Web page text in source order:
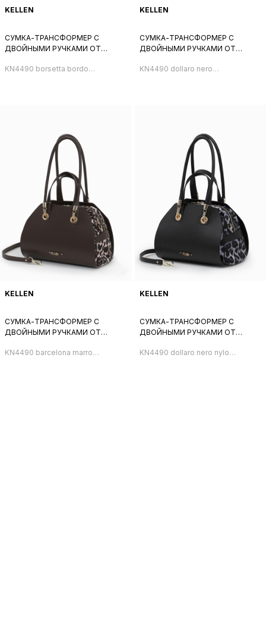
KELLEN
СУМКА-ТРАНСФОРМЕР С
ДВОЙНЫМИ РУЧКАМИ ОТ
НАТУРАЛЬНОЙ КОЖИ
KN4490 borsetta bordo
KELLEN
СУМКА-ТРАНСФОРМЕР С
ДВОЙНЫМИ РУЧКАМИ ОТ
НАТУРАЛЬНОЙ КОЖИ ЧЁРНОГО
KN4490 dollaro nero
KELLEN
СУМКА-ТРАНСФОРМЕР С
ДВОЙНЫМИ РУЧКАМИ ОТ
ОТТЕНКЕ
KN4490 barcelona marrone
KELLEN
СУМКА-ТРАНСФОРМЕР С
ДВОЙНЫМИ РУЧКАМИ ОТ
KN4490 dollaro nero nylon